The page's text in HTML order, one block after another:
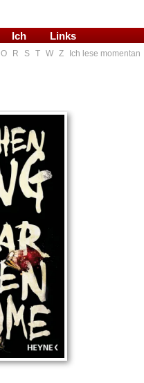
Ich Links
O R S T W Z
Ich lese momentan